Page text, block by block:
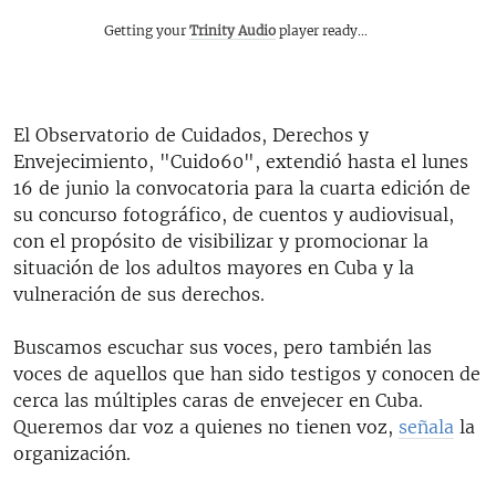
Getting yourTrinity Audio player ready...
El Observatorio de Cuidados, Derechos y
Envejecimiento, "Cuido60", extendió hasta el lunes
16 de junio la convocatoria para la cuarta edición de
su concurso fotográfico, de cuentos y audiovisual,
con el propósito de visibilizar y promocionar la
situación de los adultos mayores en Cuba y la
vulneración de sus derechos.
Buscamos escuchar sus voces, pero también las
voces de aquellos que han sido testigos y conocen de
cerca las múltiples caras de envejecer en Cuba.
Queremos dar voz a quienes no tienen voz, señala la
organización.